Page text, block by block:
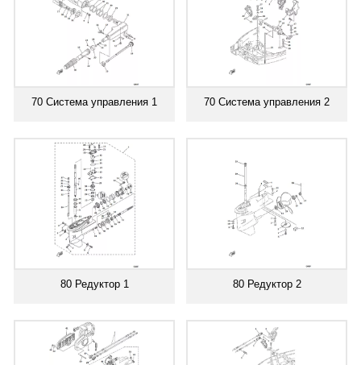
70 Система управления 1 70 Система управления 2
80 Редуктор 1 80 Редуктор 2